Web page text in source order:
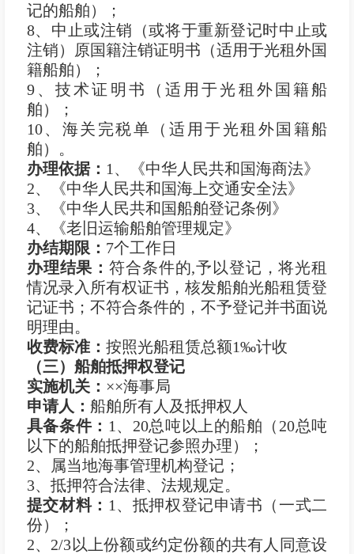
记的船舶）；
8、中止或注销（或将于重新登记时中止或
注销）原国籍注销证明书（适用于光租外国
籍船舶）；
9、技术证明书（适用于光租外国籍船
舶）；
10、海关完税单（适用于光租外国籍船
舶）。
办理依据： 1、《中华人民共和国海商法》
2、《中华人民共和国海上交通安全法》
3、《中华人民共和国船舶登记条例》
4、《老旧运输船舶管理规定》
办结期限： 7个工作日
办理结果：符合条件的,予以登记，将光租
情况录入所有权证书，核发船舶光船租赁登
记证书；不符合条件的，不予登记并书面说
明理由。
收费标准： 按照光船租赁总额1‰计收
（三）船舶抵押权登记
实施机关： ××海事局
申请人： 船舶所有人及抵押权人
具备条件： 1、20总吨以上的船舶（20总吨
以下的船舶抵押登记参照办理）；
2、属当地海事管理机构登记；
3、抵押符合法律、法规规定。
提交材料： 1、抵押权登记申请书（一式二
份）；
2、2/3以上份额或约定份额的共有人同意设